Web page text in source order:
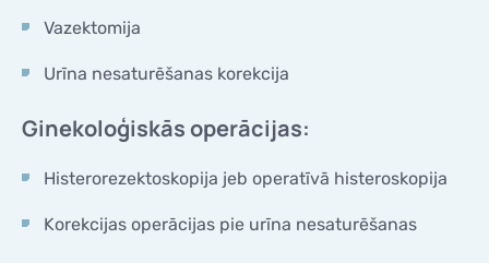
Vazektomija
Urīna nesaturēšanas korekcija
Ginekoloģiskās operācijas:
Histerorezektoskopija jeb operatīvā histeroskopija
Korekcijas operācijas pie urīna nesaturēšanas